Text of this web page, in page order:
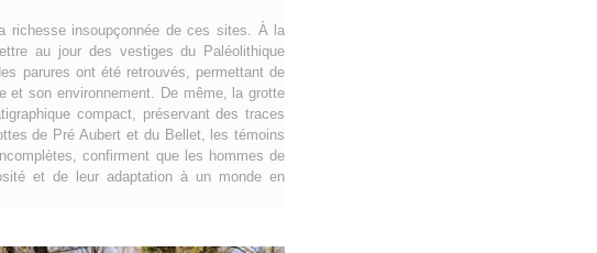
richesse insoupçonnée de ces sites. À la
au jour des vestiges du Paléolithique
parures ont été retrouvés, permettant de
et son environnement. De même, la grotte
compact, préservant des traces
de Pré Aubert et du Bellet, les témoins
confirment que les hommes de
et de leur adaptation à un monde en